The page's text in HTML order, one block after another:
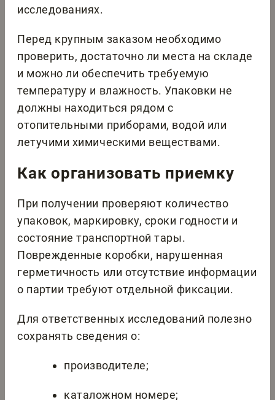
исследованиях.
Перед крупным заказом необходимо
проверить, достаточно ли места на складе
и можно ли обеспечить требуемую
температуру и влажность. Упаковки не
должны находиться рядом с
отопительными приборами, водой или
летучими химическими веществами.
Как организовать приемку
При получении проверяют количество
упаковок, маркировку, сроки годности и
состояние транспортной тары.
Поврежденные коробки, нарушенная
герметичность или отсутствие информации
о партии требуют отдельной фиксации.
Для ответственных исследований полезно
сохранять сведения о:
производителе;
каталожном номере;